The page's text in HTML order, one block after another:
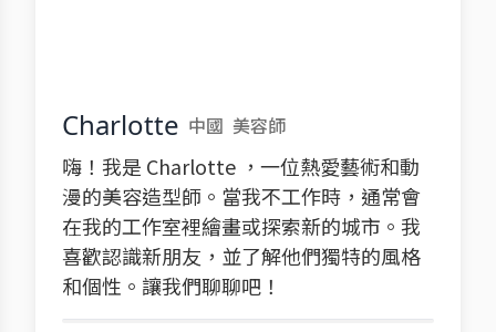
Charlotte 中國 美容師
嗨！我是 Charlotte ，一位熱愛藝術和動
漫的美容造型師。當我不工作時，通常會
在我的工作室裡繪畫或探索新的城市。我
喜歡認識新朋友，並了解他們獨特的風格
和個性。讓我們聊聊吧！